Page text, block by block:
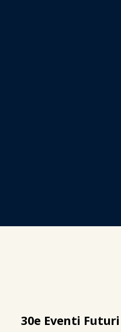
30e Eventi Futuri